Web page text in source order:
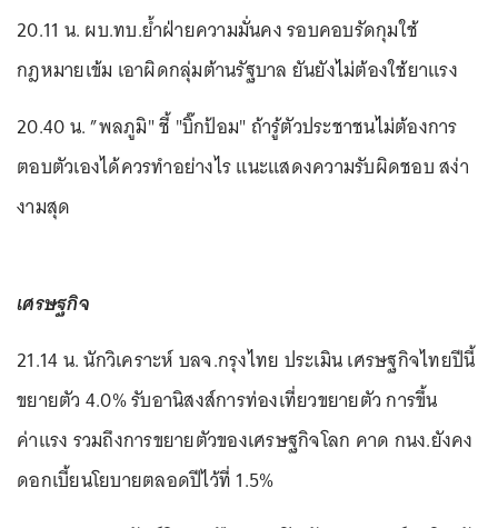
20.11 น. ผบ.ทบ.ย้ำฝ่ายความมั่นคง รอบคอบรัดกุมใช้
กฎหมายเข้ม เอาผิดกลุ่มต้านรัฐบาล ยันยังไม่ต้องใช้ยาแรง
20.40 น. ”พลภูมิ" ชี้ "บิ๊กป้อม" ถ้ารู้ตัวประชาชนไม่ต้องการ
ตอบตัวเองได้ควรทำอย่างไร แนะแสดงความรับผิดชอบ สง่า
งามสุด
เศรษฐกิจ
21.14 น. นักวิเคราะห์ บลจ.กรุงไทย ประเมิน เศรษฐกิจไทยปีนี้
ขยายตัว 4.0% รับอานิสงส์การท่องเที่ยวขยายตัว การขึ้น
ค่าแรง รวมถึงการขยายตัวของเศรษฐกิจโลก คาด กนง.ยังคง
ดอกเบี้ยนโยบายตลอดปีไว้ที่ 1.5%